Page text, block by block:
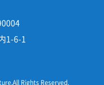
1-6-1
Rights Reserved.